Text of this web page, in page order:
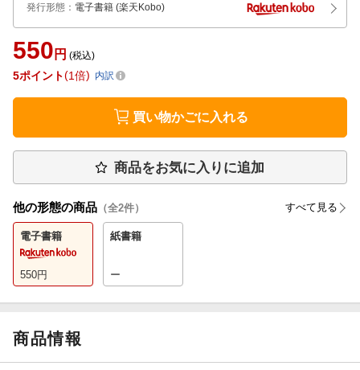
発行形態 ： 電子書籍 (楽天Kobo)
550 円 (税込)
5ポイント 1倍 内訳
買い物かごに入れる
商品をお気に入りに追加
他の形態の商品 （全2件） すべて見る
電子書籍
550円
紙書籍
ー
商品情報